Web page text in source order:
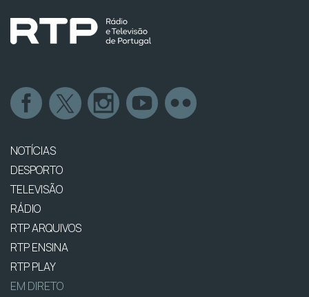
NOTÍCIAS
DESPORTO
TELEVISÃO
RÁDIO
RTP ARQUIVOS
RTP ENSINA
RTP PLAY
EM DIRETO